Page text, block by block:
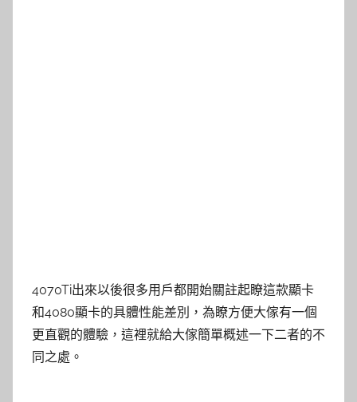
4070Ti出來以後很多用戶都開始關註起瞭這款顯卡
和4080顯卡的具體性能差別，為瞭方便大傢有一個
更直觀的體驗，這裡就給大傢簡單概述一下二者的不
同之處。